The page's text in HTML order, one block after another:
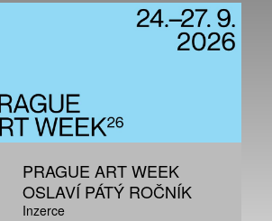
PRAGUE ART WEEK
OSLAVÍ PÁTÝ ROČNÍK
Inzerce